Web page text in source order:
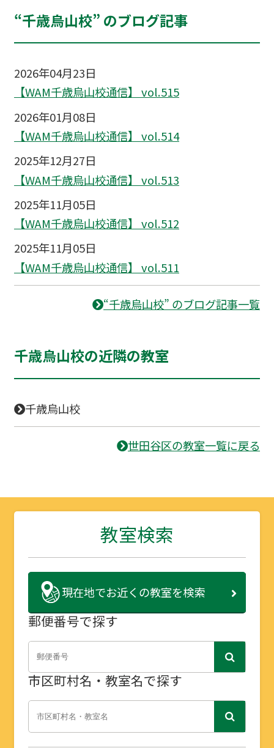
“千歳烏山校” のブログ記事
2026年04月23日
【WAM千歳烏山校通信】 vol.515
2026年01月08日
【WAM千歳烏山校通信】 vol.514
2025年12月27日
【WAM千歳烏山校通信】 vol.513
2025年11月05日
【WAM千歳烏山校通信】 vol.512
2025年11月05日
【WAM千歳烏山校通信】 vol.511
“千歳烏山校” のブログ記事一覧
千歳烏山校の近隣の教室
千歳烏山校
世田谷区の教室一覧に戻る
教室検索
現在地でお近くの教室を検索
郵便番号で探す
市区町村名・教室名で探す